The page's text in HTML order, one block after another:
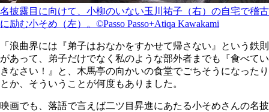
名披露目に向けて、小柳のいない玉川祐子（右）の自宅で稽古
に励む小そめ（左）。©Passo Passo+Atiqa Kawakami
「浪曲界には『弟子はおなかをすかせて帰さない』という鉄則
があって、弟子だけでなく私のような部外者までも『食べてい
きなさい！』と、木馬亭の向かいの食堂でごちそうになったり
とか、そういうことが何度もありました。
映画でも、落語で言えば二ツ目昇進にあたる小そめさんの名披